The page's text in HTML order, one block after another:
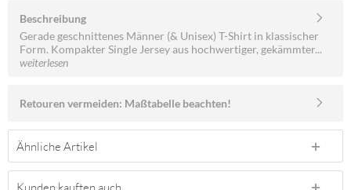
Beschreibung
Gerade geschnittenes Männer (& Unisex) T-Shirt in klassischer
Form. Kompakter Single Jersey aus hochwertiger, gekämmter...
weiterlesen
Retouren vermeiden: Maßtabelle beachten!
Ähnliche Artikel
Kunden kauften auch